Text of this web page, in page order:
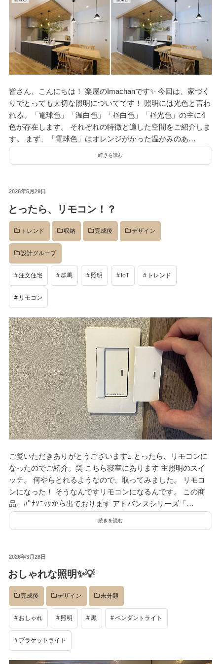
皆さん、こんにちは！ 楽屋のImachanです✨ 今回は、家づく
りでとっても大切な照明についてです！ 照明には光色と言わ
れる、「電球色」「温白色」「昼白色」「昼光色」の主に4
色が存在します。 それぞれの特徴と適した空間をご紹介しま
す。 まず、「電球色」はオレンジがかった温かみのあ…
続きを読む
投
日:
2026年5月29日
とったら、リモコン！？
トレンド 収納 完成後 デザイン
設計グループ
注文住宅 群馬 照明 IoT トレンド
リモコン
ご覧いただきありがとうございます⌂ とったら、リモコンに
なったのでご紹介。笑 こちら寝室にあります 主照明のスイ
ッチ。 何やらとれるようなので、取ってみました。 リモコ
ンになった！ そうなんですリモコンになるんです。 この商
品、ﾊﾟﾅｿﾆｯｸから出ております アドバンスシリーズ「…
続きを読む
投
日:
2026年3月28日
おしゃれな照明✨💡
完成後 デザイン 未分類
おしゃれ 照明 黒 ペンダントライト
ブラケットライト
本気注文住宅なら群馬の工務店｜楽屋（がくや）
お問い合わせ
(受付／10:00～18:00)
楽屋トップ アクセス 会社概要
資料請求 見楽会